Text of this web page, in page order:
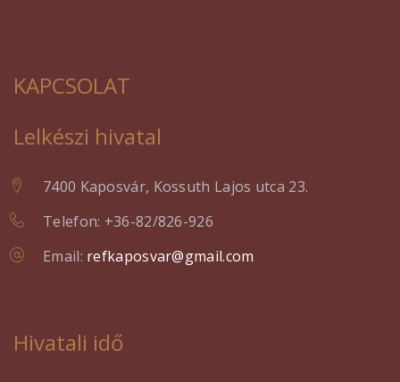
KAPCSOLAT
Lelkészi hivatal
7400 Kaposvár, Kossuth Lajos utca 23.
Telefon: +36-82/826-926
Email: refkaposvar@gmail.com
Hivatali idő